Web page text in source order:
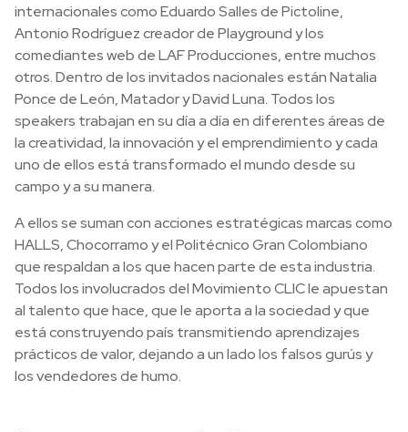
internacionales como Eduardo Salles de Pictoline,
Antonio Rodríguez creador de Playground y los
comediantes web de LAF Producciones, entre muchos
otros. Dentro de los invitados nacionales están Natalia
Ponce de León, Matador y David Luna. Todos los
speakers trabajan en su día a día en diferentes áreas de
la creatividad, la innovación y el emprendimiento y cada
uno de ellos está transformado el mundo desde su
campo y a su manera.
A ellos se suman con acciones estratégicas marcas como
HALLS, Chocorramo y el Politécnico Gran Colombiano
que respaldan a los que hacen parte de esta industria.
Todos los involucrados del Movimiento CLIC le apuestan
al talento que hace, que le aporta a la sociedad y que
está construyendo país transmitiendo aprendizajes
prácticos de valor, dejando a un lado los falsos gurús y
los vendedores de humo.